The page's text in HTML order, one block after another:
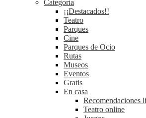
Categoría
¡¡Destacados!!
Teatro
Parques
Cine
Parques de Ocio
Rutas
Museos
Eventos
Gratis
En casa
Recomendaciones
Teatro online